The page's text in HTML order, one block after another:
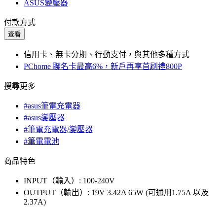
ASUS變壓器
付款方式
查看
信用卡、無卡分期、行動支付，與其他多種方式
PChome 聯名卡最高6%，新戶再享首刷禮800P
搜尋更多
#asus筆電充電器
#asus變壓器
#筆電充電器/變壓器
#筆電電池
商品特色
INPUT（輸入）: 100-240V
OUTPUT（輸出）: 19V 3.42A 65W (可通用1.75A 以及
2.37A)